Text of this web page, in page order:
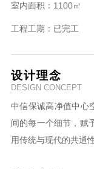
室内面积： 1100㎡
工程工期： 已完工
设计理念
DESIGN CONCEPT
中信保诚高净值中心
间的每一个细节，赋
用传统与现代的共通